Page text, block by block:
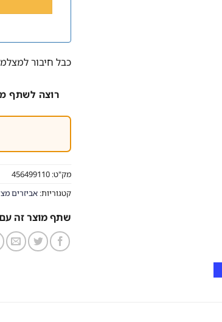
כבל חיבור
רוצה לשתף
מק"ט: 456499110
קטגוריות: אביזרים
שתף מוצר זה